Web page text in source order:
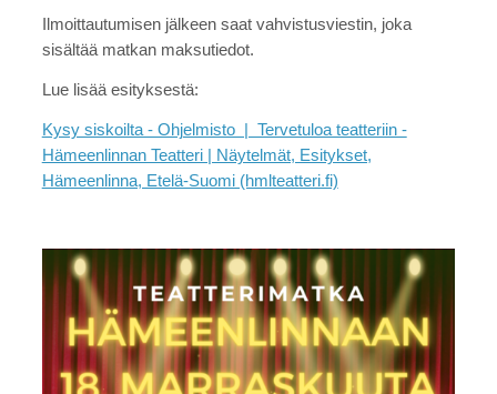
Ilmoittautumisen jälkeen saat vahvistusviestin, joka
sisältää matkan maksutiedot.
Lue lisää esityksestä:
Kysy siskoilta - Ohjelmisto | Tervetuloa teatteriin -
Hämeenlinnan Teatteri | Näytelmät, Esitykset,
Hämeenlinna, Etelä-Suomi (hmlteatteri.fi)